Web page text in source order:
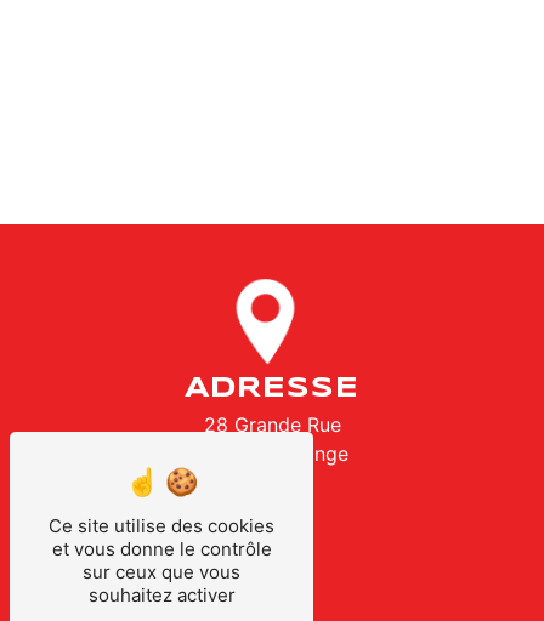
ADRESSE
28 Grande Rue
57310 Bertrange
Ce site utilise des cookies
et vous donne le contrôle
sur ceux que vous
souhaitez activer